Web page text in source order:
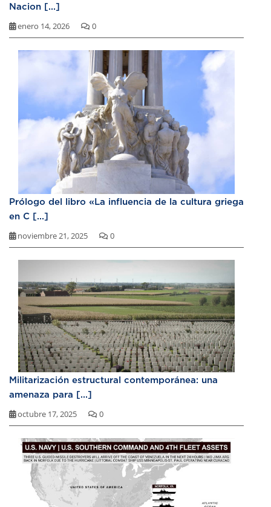
Nacion [...]
enero 14, 2026 0
Prólogo del libro «La influencia de la cultura griega
en C [...]
noviembre 21, 2025 0
Militarización estructural contemporánea: una
amenaza para [...]
octubre 17, 2025 0